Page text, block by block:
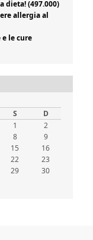
dieta! (497.000)
allergia al
le cure
S
D
1
2
8
9
15
16
22
23
29
30